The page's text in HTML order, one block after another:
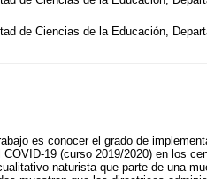
de Ciencias de la Educación,
es conocer el grado de
19 (curso 2019/2020) en los
naturista que parte de una